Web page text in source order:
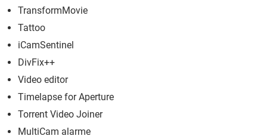
TransformMovie
Tattoo
iCamSentinel
DivFix++
Video editor
Timelapse for Aperture
Torrent Video Joiner
MultiCam alarme